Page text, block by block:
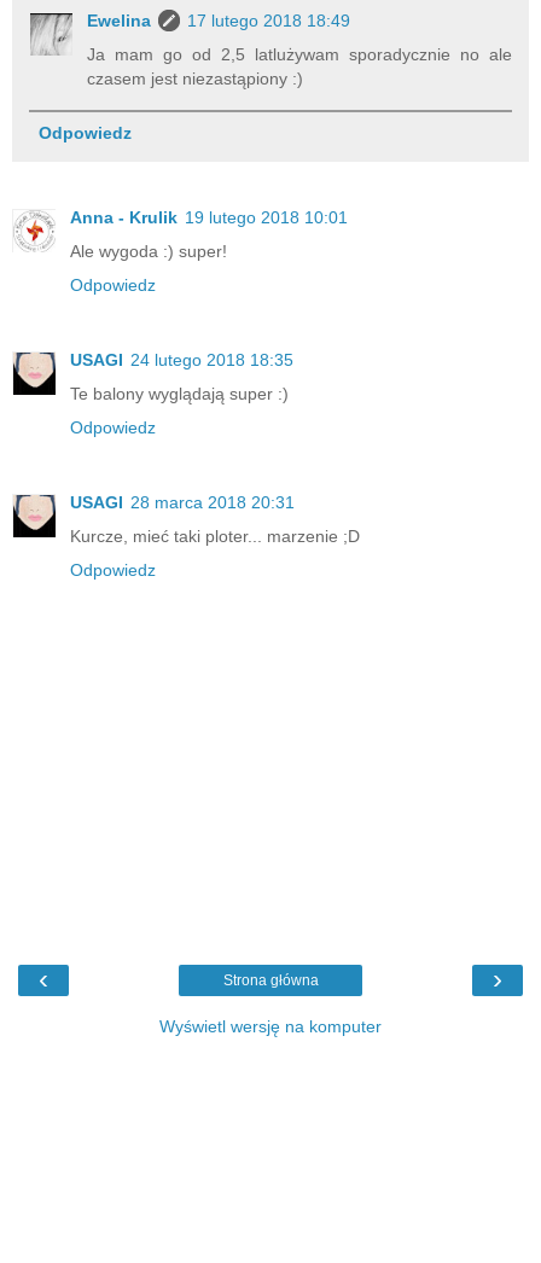
Ewelina
17 lutego 2018 18:49
Ja mam go od 2,5 latlużywam sporadycznie no ale
czasem jest niezastąpiony :)
Odpowiedz
Anna - Krulik 19 lutego 2018 10:01
Ale wygoda :) super!
Odpowiedz
USAGI 24 lutego 2018 18:35
Te balony wyglądają super :)
Odpowiedz
USAGI 28 marca 2018 20:31
Kurcze, mieć taki ploter... marzenie ;D
Odpowiedz
‹ ›
Strona główna
Wyświetl wersję na komputer